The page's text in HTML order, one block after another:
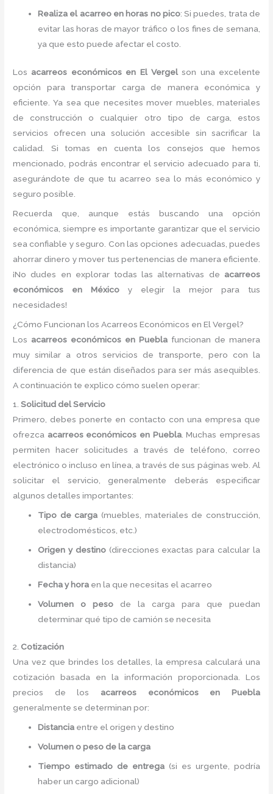
Realiza el acarreo en horas no pico: Si puedes, trata de
evitar las horas de mayor tráfico o los fines de semana,
ya que esto puede afectar el costo.
Los acarreos económicos en El Vergelson una excelente
opción para transportar carga de manera económica y
eficiente. Ya sea que necesites mover muebles, materiales
de construcción o cualquier otro tipo de carga, estos
servicios ofrecen una solución accesible sin sacrificar la
calidad. Si tomas en cuenta los consejos que hemos
mencionado, podrás encontrar el servicio adecuado para ti,
asegurándote de que tu acarreo sea lo más económico y
seguro posible.
Recuerda que, aunque estás buscando una opción
económica, siempre es importante garantizar que el servicio
sea confiable y seguro. Con las opciones adecuadas, puedes
ahorrar dinero y mover tus pertenencias de manera eficiente.
¡No dudes en explorar todas las alternativas de acarreos
económicos en México y elegir la mejor para tus
necesidades!
¿Cómo Funcionan los Acarreos Económicos en El Vergel?
Los acarreos económicos en Puebla funcionan de manera
muy similar a otros servicios de transporte, pero con la
diferencia de que están diseñados para ser más asequibles.
A continuación te explico cómo suelen operar:
1.Solicitud del Servicio
Primero, debes ponerte en contacto con una empresa que
ofrezca acarreos económicos en Puebla. Muchas empresas
permiten hacer solicitudes a través de teléfono, correo
electrónico o incluso en línea, a través de sus páginas web. Al
solicitar el servicio, generalmente deberás especificar
algunos detalles importantes:
Tipo de carga (muebles, materiales de construcción,
electrodomésticos, etc.)
Origen y destino(direcciones exactas para calcular la
distancia)
Fecha y hora en la que necesitas el acarreo
Volumen o peso de la carga para que puedan
determinar qué tipo de camión se necesita
2. Cotización
Una vez que brindes los detalles, la empresa calculará una
cotización basada en la información proporcionada. Los
precios de los acarreos económicos en Puebla
generalmente se determinan por:
Distancia entre el origen y destino
Volumen o peso de la carga
Tiempo estimado de entrega (si es urgente, podría
haber un cargo adicional)